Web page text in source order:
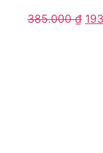
385.000₫